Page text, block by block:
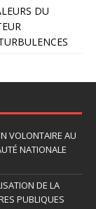
DU
VOLONTAIRE AU
NATIONALE
DE LA
PUBLIQUES